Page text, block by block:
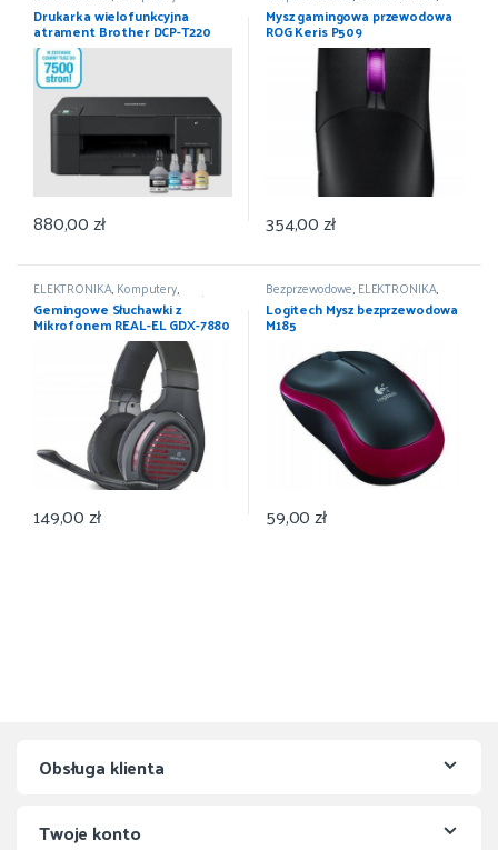
Drukarka wielofunkcyjna
atrament Brother DCP-T220
880,00zł
Komputery,Myszki,Urządzenia
wskazujące
Mysz gamingowa przewodowa
ROG Keris P509
354,00zł
ELEKTRONIKA, Komputery,
Mikrofony i słuchawki,Słuchawki
przewodowe
Gemingowe Słuchawki z
Mikrofonem REAL-EL GDX-7880
149,00zł
Bezprzewodowe, ELEKTRONIKA,
Komputery,Myszki,Urządzenia
wskazujące
Logitech Mysz bezprzewodowa
M185
59,00zł
Obsługa klienta
Twoje konto